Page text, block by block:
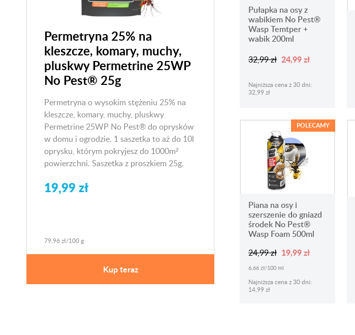
Permetryna 25% na
kleszcze, komary, muchy,
pluskwy Permetrine 25WP
No Pest® 25g
Permetryna o wysokim stężeniu 25% na
kleszcze, komary, muchy, pluskwy
Permetrine 25WP No Pest® do oprysków
w domu i ogrodzie. 1 saszetka to aż do 10l
oprysku, którym pokryjesz do 1000m²
powierzchni. Saszetka z proszkiem 25g.
19,99 zł
79,96 zł/100 g
Kup teraz
Pułapka na osy z
wabikiem No Pest®
Wasp Temtper +
wabik 200ml
32,99 zł 24,99 zł
Najniższa cena z 30 dni:
32,99 zł
Piana na osy i
szerszenie do gniazd
środek No Pest®
Wasp Foam 500ml
POLECAMY
24,99 zł 19,99 zł
6,66 zł/100 ml
Najniższa cena z 30 dni:
14,99 zł